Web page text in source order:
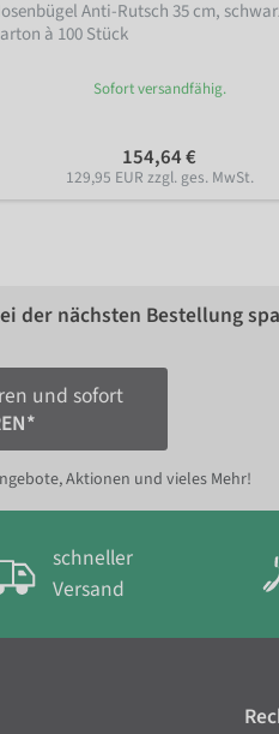
Anti-Rutsch 35 cm,
à 100 Stück
Sofort versandfähig.
154,64 €
129,95 EUR zzgl. ges. MwSt.
der nächsten Bestellung
und sofort
Aktionen und vieles Mehr!
schneller
Versand